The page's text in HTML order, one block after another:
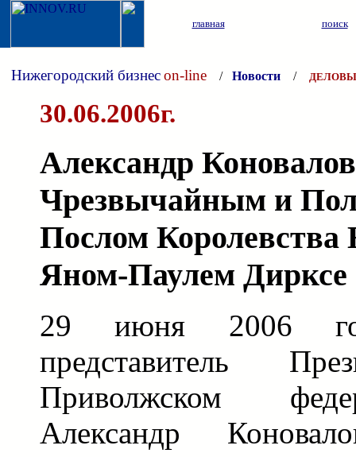
главная поиск
Нижегородский бизнесon-line / Новости /
30.06.2006г.
Александр
Чрезвычайным и
Послом
Яном-Паулем Дирксе
29 июня 2006
представитель
Приволжском
Александр